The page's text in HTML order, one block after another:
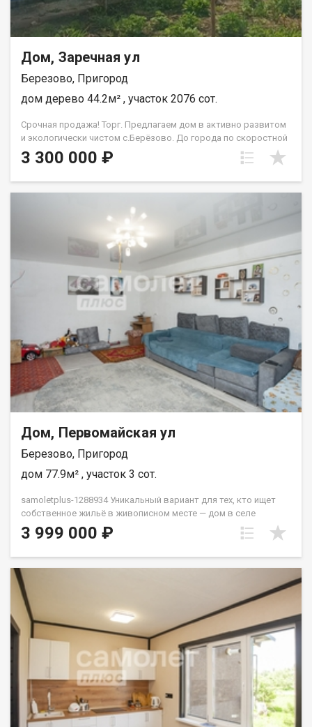
Дом, Заречная ул
Березово, Пригород
дом дерево 44.2м² , участок 2076 сот.
Срочная продажа! Торг. Предлагаем дом в активно развитом
и экологически чистом с.Берёзово. До города по скоростной
трассе 10-15 минут. Автобусов ходит очень много до города.
Дом из бревна и обшит вагонкой, 3-х комнатный с газовым
Окна стеклопакеты. На полу линолеум. Земли-27 соток,
общей крышей углярка,кладовка, баня. веранда и вход в дом.
Канализация-автономный септик. С/у совмещенный,
расположен внутри дома. Рядом новый детский сад, школа,
ТЦ Мария ра,Пятёрочка, Магнит, Ярче, Монетка, несколько
строительных магазинов, а также ОЗОН, Валдберрис.Дом на
одного хозяина, отдельно стоящий дом. Два взрослых
собственника,возможен быстрый выход на сделку.
3 300 000 ₽
Дом, Первомайская ул
Березово, Пригород
дом 77.9м² , участок 3 сот.
samoletplus-1288934 Уникальный вариант для тех, кто ищет
собственное жильё в живописном месте — дом в селе
Берёзово Кемеровского муниципального округа. О доме:—
Площадь без пристроек (веранда, котельная) — 77,9 м.кв.—
установлен новый счётчик.— Сделан пол, во всех комнатах
натяжные потолки.— На кухне установлен бойлер.— Новым
собственникам останется лишь поклеить обои.— Отопление
частично заменено, есть возможность подключения газа.—
Дом утеплён и обшит сайдингом, подключён к центральным
коммуникациям: водоснабжение, газ, канализация,
электричество. На участке:— Участок площадью 3 сотки,
отсыпан землёй.— Построены баня и дровник.— Под баней
сделана отсыпка щебнем.— Недавно завезён уголь — остаётся
новым владельцам.— Установлен новый забор.—
Собственный слив.— Удобный подъезд — любая техника
спокойно проходит. Инфраструктура:— В шаговой
3 999 000 ₽